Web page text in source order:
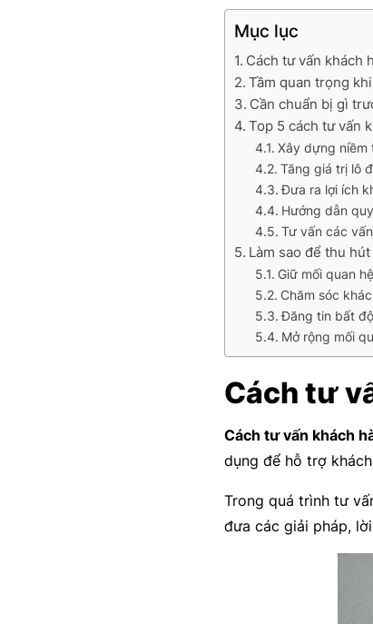
Mục lục
Cách tư vấn khách
Tầm quan trọng
Cần chuẩn bị gì
Top 5 cách tư vấn
Xây dựng niềm
Tăng giá trị lô
Đưa ra lợi ích
Hướng dẫn
Tư vấn các
Làm sao để thu
Giữ mối quan
Chăm sóc
Đăng tin bất
Mở rộng mối
Cách tư
Cách tư vấn khách
dụng để hỗ trợ
Trong quá trình tư
đưa các giải pháp,